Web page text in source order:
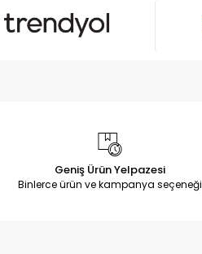
Geniş Ürün Yelpazesi
Binlerce ürün ve kampanya seçeneği